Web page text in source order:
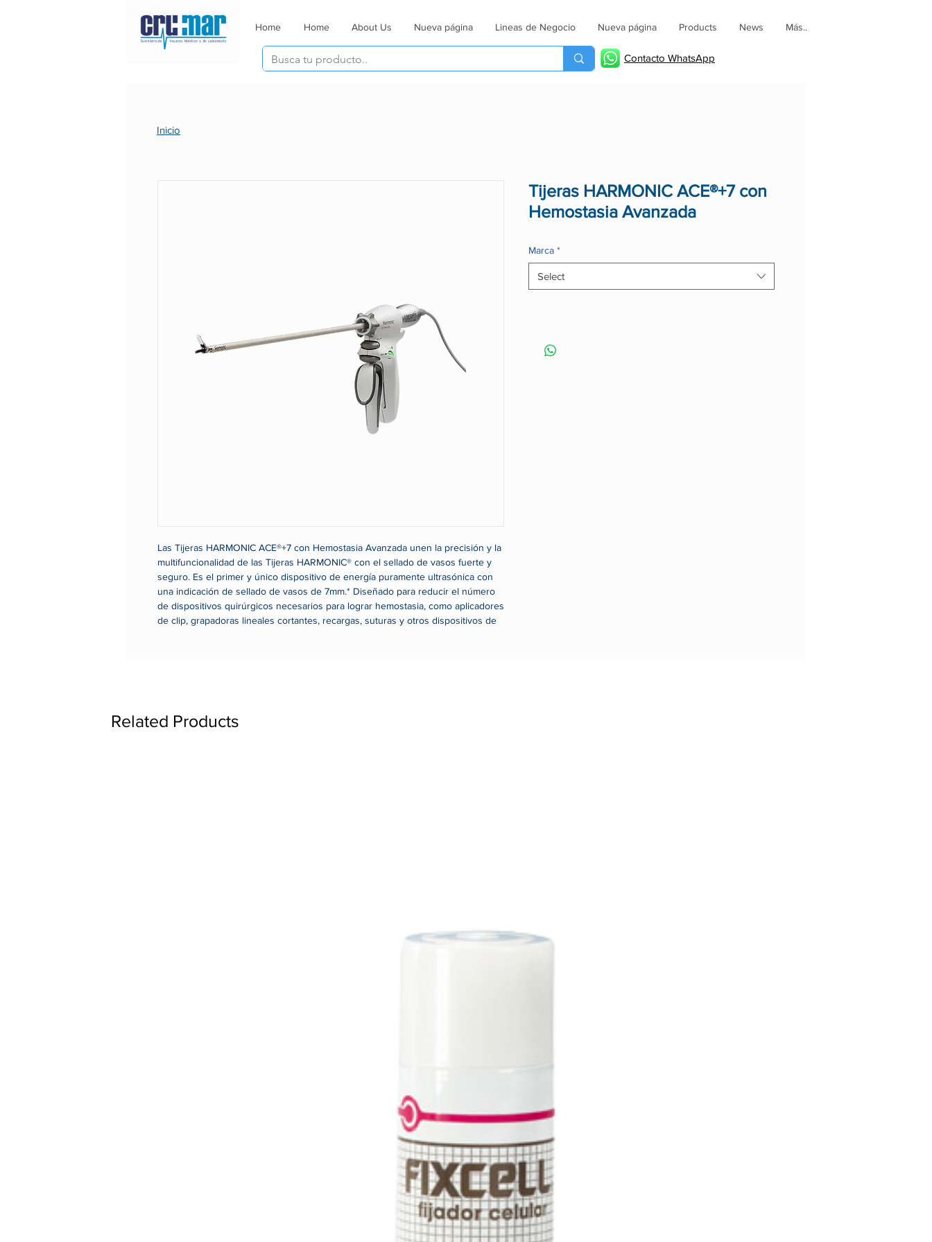
Home Home About Us Nueva página Lineas de Negocio Nueva página Products News Más..
Contacto WhatsApp
Las Tijeras HARMONIC ACE®+7 con Hemostasia Avanzada unen la precisión y la
multifuncionalidad de las Tijeras HARMONIC® con el sellado de vasos fuerte y
seguro. Es el primer y único dispositivo de energía puramente ultrasónica con
una indicación de sellado de vasos de 7mm.* Diseñado para reducir el número
de dispositivos quirúrgicos necesarios para lograr hemostasia, como aplicadores
de clip, grapadoras lineales cortantes, recargas, suturas y otros dispositivos de
Tijeras HARMONIC ACE®+7 con
Hemostasia Avanzada
Marca *
Select
Inicio
Related Products